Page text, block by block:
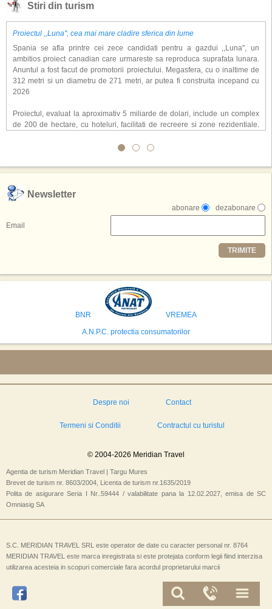
Stiri din turism
Proiectul ,,Luna'', cea mai mare cladire sferica din lume
Spania se afla printre cei zece candidati pentru a gazdui ,,Luna'', un
ambitios proiect canadian care urmareste sa reproduca suprafata lunara.
Anuntul a fost facut de promotorii proiectului. Megasfera, cu o inaltime de
312 metri si un diametru de 271 metri, ar putea fi construita incepand cu
2026
Proiectul, evaluat la aproximativ 5 miliarde de dolari, include un complex
de 200 de hectare, cu hoteluri, facilitati de recreere si zone rezidentiale.
atragerea a pana la 10 milioane de turisti anual. �Luna� ar putea deveni
exclusiv simularea suprafetei lunare.
,,Credem ca exista sanse mari sa anuntam nu doar o locatie, ci poate mai
multe'', a declarat Michael R. Henderson, cofondator al Moon World
Resorts, citat de Gulf News. Potrivit acestuia, 2026 ar putea deveni un an
decisiv pentru reali zarea proiectului.
Printre celelalte tari care concureaza pentru a gazdui aceasta constructie
se numara Australia, Brazilia, China, Egipt, India, Polonia, Thailanda,
avea cele mai mari sanse de a castiga licitatia. Totusi, Spania, care se
preconizeaza ca va deveni a doua cea mai vizitata tara din lume in 2025,
isi bazeaza oferta pe infrastructura turistica solida si capacitatea hoteliera."
Newsletter
dezabonare
abonare
Email
TRIMITE
BNR
VREMEA
A.N.P.C. protectia consumatorilor
Despre noi Contact
Termeni si Conditii Contractul cu turistul
© 2004-2026 Meridian Travel
Agentia de turism Meridian Travel | Targu Mures
Brevet de turism nr. 8603/2004, Licenta de turism nr.1635/2019
Polita de asigurare Seria I Nr..59444 / valabilitate pana la 12.02.2027, emisa de SC
Omniasig SA
S.C. MERIDIAN TRAVEL SRL este operator de date cu caracter personal nr. 8764
MERIDIAN TRAVEL este marca inregistrata si este protejata conform legii fiind interzisa
utilizarea acesteia in scopuri comerciale fara acordul proprietarului marcii